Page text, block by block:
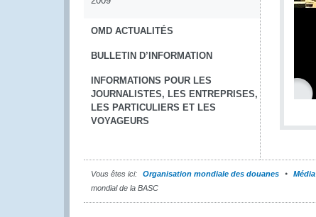
OMD ACTUALITÉS
BULLETIN D’INFORMATION
INFORMATIONS POUR LES
JOURNALISTES, LES ENTREPRISES,
LES PARTICULIERS ET LES
VOYAGEURS
Vous êtes ici: Organisation mondiale des douanes Média
mondial de la BASC